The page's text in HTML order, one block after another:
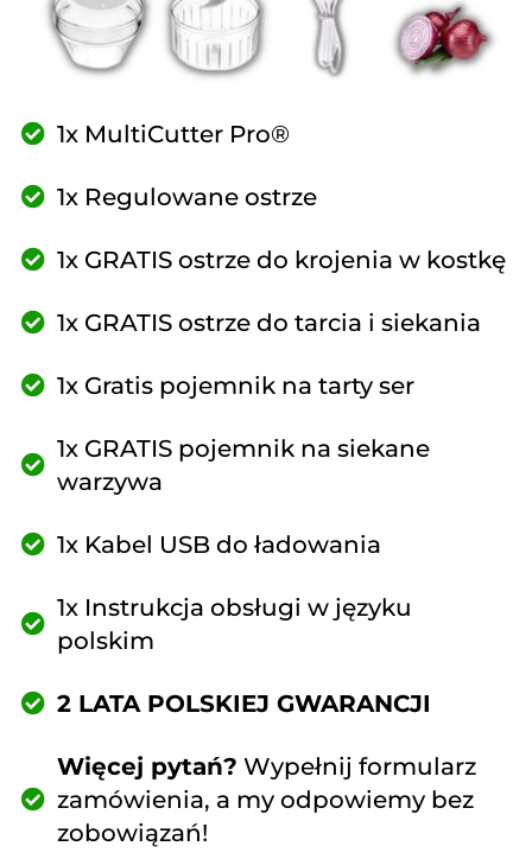
1x MultiCutter Pro®
1x Regulowane ostrze
1x GRATIS ostrze do krojenia w kostkę
1x GRATIS ostrze do tarcia i siekania
1x Gratis pojemnik na tarty ser
1x GRATIS pojemnik na siekane
warzywa
1x Kabel USB do ładowania
1x Instrukcja obsługi w języku
polskim
2 LATA POLSKIEJ GWARANCJI
Więcej pytań? Wypełnij formularz
zamówienia, a my odpowiemy bez
zobowiązań!